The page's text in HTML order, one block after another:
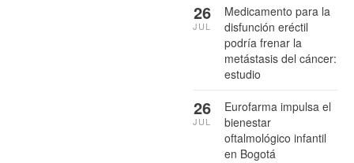
Medicamento para la
disfunción eréctil
podría frenar la
metástasis del cáncer:
estudio
26
JUL
Eurofarma impulsa el
bienestar
oftalmológico infantil
en Bogotá
26
JUL